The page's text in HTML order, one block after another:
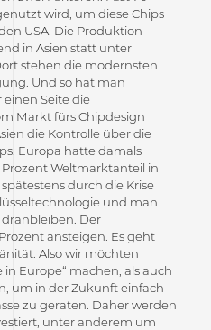
wird, um diese Chips
USA. Die Produktion
in Asien statt unter
stehen die modernsten
Und so hat man
einen Seite die
Markt fürs Chipdesign
die Kontrolle über die
Europa hatte damals
Weltmarktanteil in
durch die Krise
und man
Der
ansteigen. Es geht
Also wir möchten
Europe“ machen, als auch
um in der Zukunft einfach
zu geraten. Daher werden
unter anderem um